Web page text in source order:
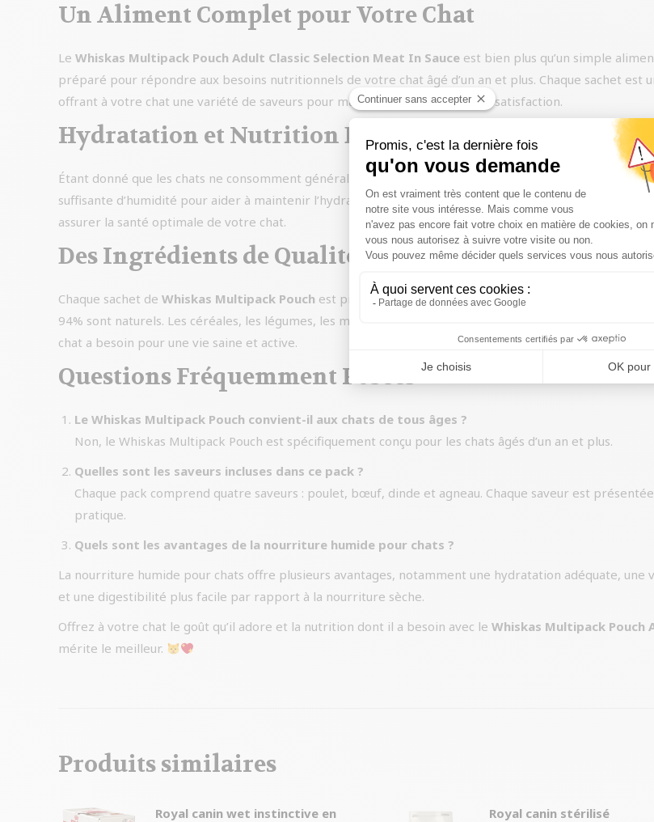
Un Aliment Complet pour Votre Chat
Le Whiskas Multipack Pouch Adult Classic Selection Meat In Sauce est bien plus qu’un simple
préparé pour répondre aux besoins nutritionnels de votre chat âgé d’un an et plus. Chaque sachet est
offrant à votre chat une variété de saveurs pour maintenir son intérêt et sa satisfaction.
Hydratation et Nutrition Équilibrée
Étant donné que les chats ne consomment généralement pas assez de liquides, le Whiskas Multipack
suffisante d’humidité pour aider à maintenir l’hydratation de votre chat. De plus, chaque sachet est
assurer la santé optimale de votre chat.
Des Ingrédients de Qualité
Chaque sachet de Whiskas Multipack Pouch est préparé avec des ingrédients de qualité. La viande et
94% sont naturels. Les céréales, les légumes, les minéraux et les huiles et graisses complètent le
chat a besoin pour une vie saine et active.
Questions Fréquemment Posées
Le Whiskas Multipack Pouch convient-il aux chats de tous âges ?
Non, le Whiskas Multipack Pouch est spécifiquement conçu pour les chats âgés d’un an et plus.
Quelles sont les saveurs incluses dans ce pack ?
Chaque pack comprend quatre saveurs : poulet, bœuf, dinde et agneau. Chaque saveur est
pratique.
Quels sont les avantages de la nourriture humide pour chats ?
La nourriture humide pour chats offre plusieurs avantages, notamment une hydratation adéquate,
et une digestibilité plus facile par rapport à la nourriture sèche.
Offrez à votre chat le goût qu’il adore et la nutrition dont il a besoin avec le Whiskas Multipack Pouch
mérite le meilleur.
Produits similaires
Royal canin wet instinctive en
Royal canin stérilisé